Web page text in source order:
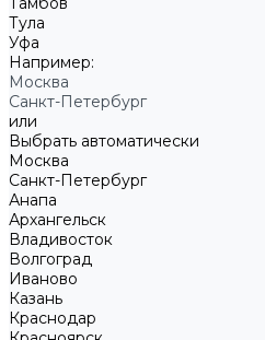
Тула
Уфа
Например:
Москва
Санкт-Петербург
или
Выбрать автоматически
Москва
Санкт-Петербург
Анапа
Архангельск
Владивосток
Волгоград
Иваново
Казань
Краснодар